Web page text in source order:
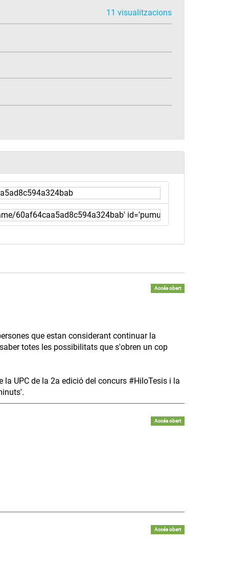
11 visualitzacions
Accés obert
que estan considerant continuar la
totes les possibilitats que s'obren un cop
UPC de la 2a edició del concurs #HiloTesis i la
Accés obert
Accés obert